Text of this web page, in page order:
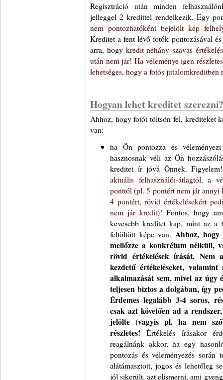
Regisztráció után minden
jelleggel 2 kredittel rendelkezik. Egy
nem pontozhatóként bejelölt kép
Kreditet a fent lévő fotók pontozásával
arra, hogy kredit néhány szavas
után nem jár! Ha véleménye igen
lehetséges, hogy a fotós jutalomkreditben
Hogyan lehet kreditet szerezni?
Ahhoz, hogy fotót töltsön fel, krediteket
van:
ha Ön pontozza és
hasznosnak véli az Ön
kreditet ír jóvá Önnek.
aktuális felhasználói-átlagtól, a
ponttól (pl. 5 pontért nem jár
4 pontért, rövid értékelésekért
nem jár kredit)! Fontos, hogy
kevesebb kreditet kap, mint az a
feltöltött képe van. Ahhoz, hogy
mellőzze a konkrétum nélküli,
rövid értékelések írását.
kezdetű értékeléseket,
alkalmazását sem, mivel az úgy
teljesen biztos a dolgában, így
Érdemes legalább 3-4 soros,
csak azt követően ad a
jelölte (vagyis pl. ha nem
részletes! Értékelés írásakor
reagálnánk akkor, ha egy
pontozás és véleményezés
alátámasztott, jogos és lehetőleg
jól sikerült, azt elismerni, ami